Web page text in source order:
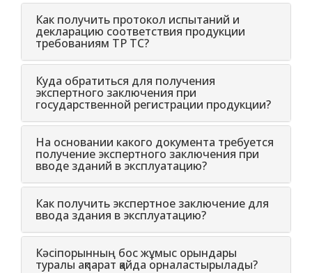
Как получить протокол испытаний и
декларацию соответствия продукции
требованиям ТР ТС?
Куда обратиться для получения
экспертного заключения при
государственной регистрации продукции?
На основании какого документа требуется
получение экспертного заключения при
вводе зданий в эксплуатацию?
Как получить экспертное заключение для
ввода здания в эксплуатацию?
Кәсіпорынның бос жұмыс орындары
туралы ақпарат қайда орналастырылады?